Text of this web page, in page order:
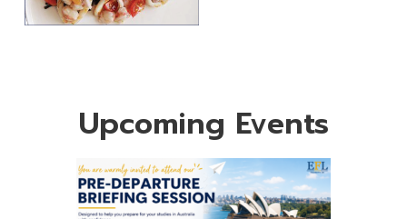
Upcoming Events